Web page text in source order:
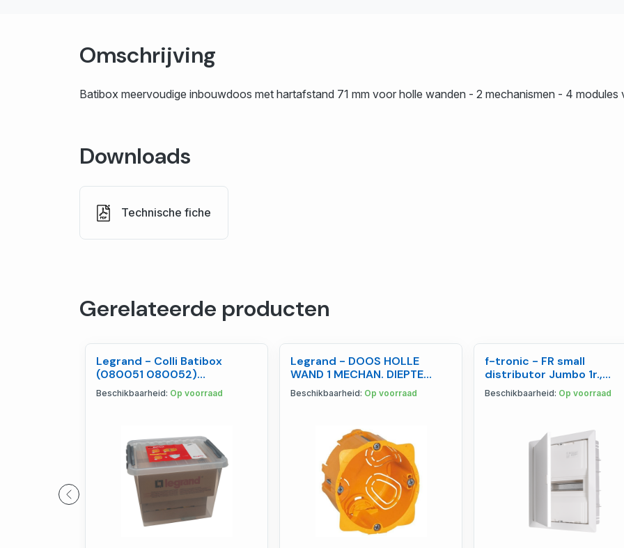
Omschrijving
Batibox meervoudige inbouwdoos met hartafstand 71 mm voor holle wanden - 2 mechanismen - 4
Downloads
Technische fiche
Gerelateerde producten
Legrand - Colli Batibox
(080051 080052)
inbouwdozen voor holle
wand - 080051BX
Beschikbaarheid: Op voorraad
Legrand - DOOS HOLLE
WAND 1 MECHAN. DIEPTE
50MM - MLE080051
Beschikbaarheid: Op voorraad
f-tronic - FR small
distributor Jumbo 1r.,
HWV12+2ST, with screw
clamp - 7230015
Beschikbaarheid: Op voorraad